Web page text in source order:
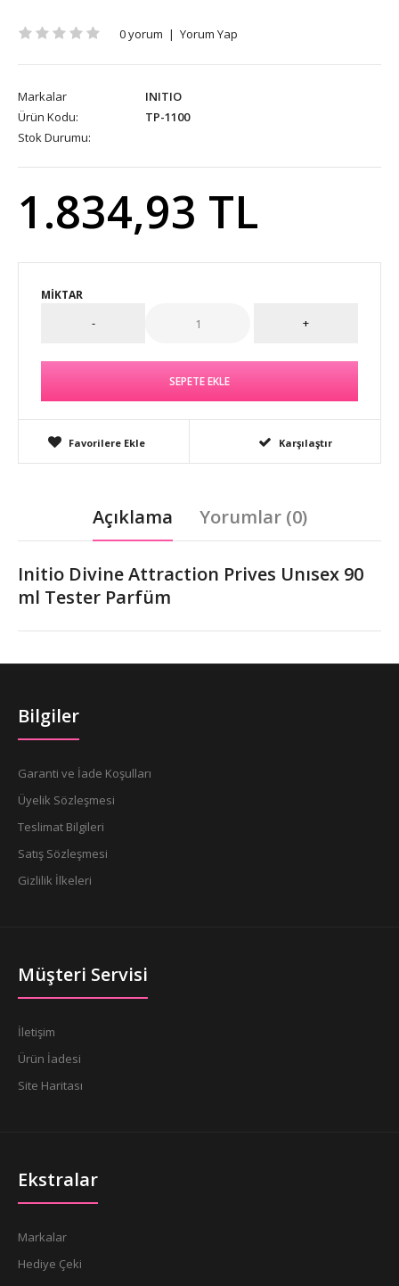
0 yorum | Yorum Yap
Markalar
INITIO
Ürün Kodu:
TP-1100
Stok Durumu:
1.834,93 TL
MIKTAR
Favorilere Ekle Karşılaştır
Açıklama Yorumlar (0)
Initio Divine Attraction Prives Unısex 90
ml Tester Parfüm
Bilgiler
Garanti ve İade Koşulları
Üyelik Sözleşmesi
Teslimat Bilgileri
Satış Sözleşmesi
Gizlilik İlkeleri
Müşteri Servisi
İletişim
Ürün İadesi
Site Haritası
Ekstralar
Markalar
Hediye Çeki